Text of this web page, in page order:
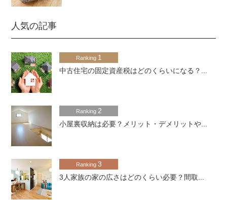
人気の記事
Ranking 1
中古住宅の固定資産税はどのくらいになる？...
Ranking 2
小屋裏収納は必要？メリット・デメリットや...
Ranking 3
3人家族の家の広さはどのくらい必要？間取...